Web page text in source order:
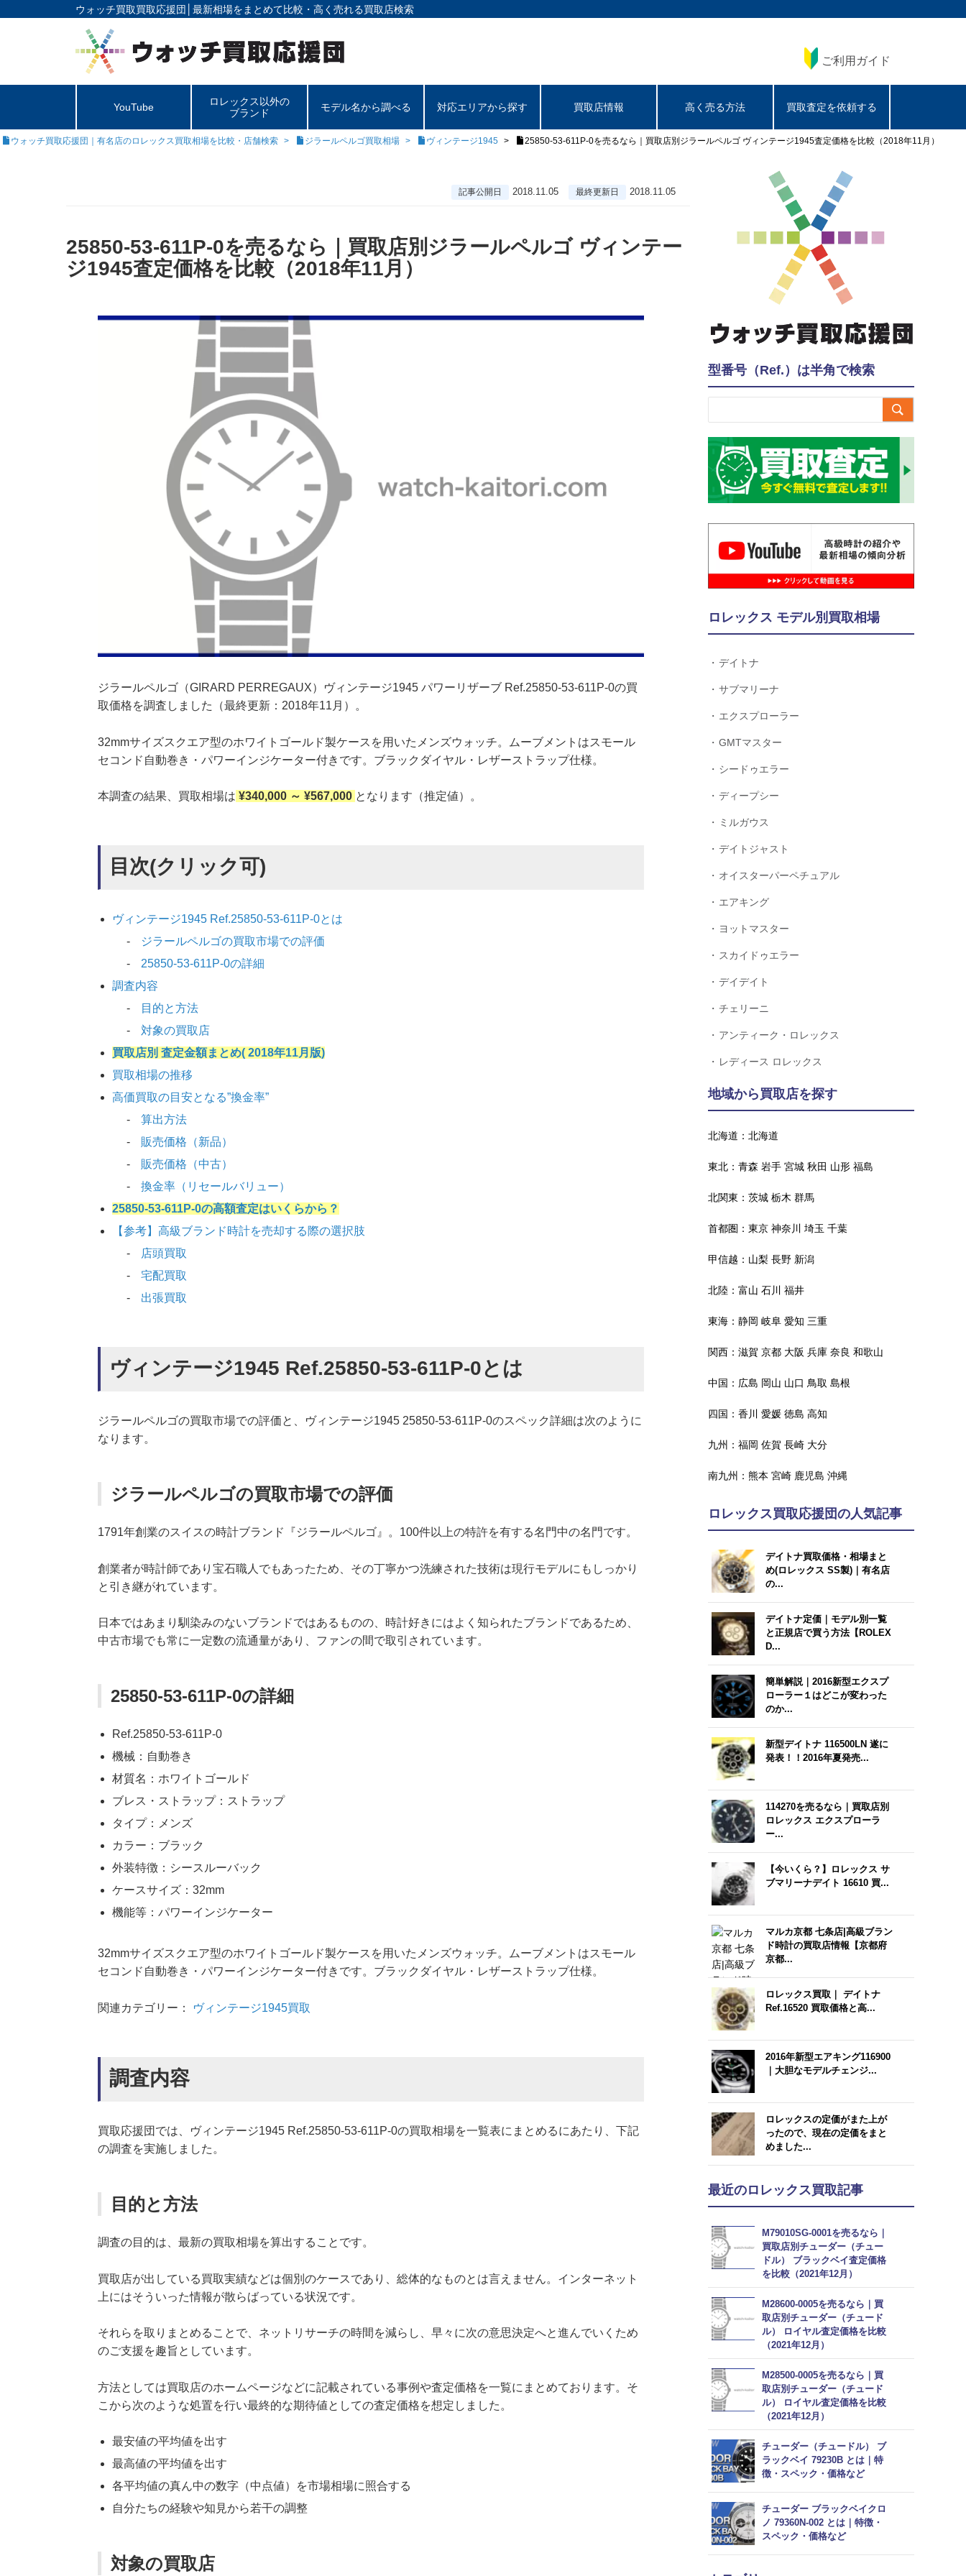
ウォッチ買取買取応援団│ 最新相場をまとめて比較・高く売れる買取店検索
ご利用ガイド
YouTube
ロレックス以外の
ブランド
モデル名から調べる 対応エリアから探す 買取店情報 高く売る方法 買取査定を依頼する
ウォッチ買取応援団｜有名店のロレックス買取相場を比較・店舗検索 ジラールペルゴ買取相場 ヴィンテージ1945 25850-53-611P-0を売るなら｜買取店別ジラールペルゴ ヴィンテージ1945査定価格を比較（2018年11月）
記事公開日 2018.11.05 最終更新日 2018.11.05
25850-53-611P-0を売るなら｜買取店別ジラールペルゴ ヴィンテー
ジ1945査定価格を比較（2018年11月）
ジラールペルゴ（GIRARD PERREGAUX）ヴィンテージ1945 パワーリザーブ Ref.25850-53-611P-0の買
取価格を調査しました（最終更新：2018年11月）。
32mmサイズスクエア型のホワイトゴールド製ケースを用いたメンズウォッチ。ムーブメントはスモール
セコンド自動巻き・パワーインジケーター付きです。ブラックダイヤル・レザーストラップ仕様。
本調査の結果、買取相場は ¥340,000 ～ ¥567,000 となります（推定値）。
目次(クリック可)
ヴィンテージ1945 Ref.25850-53-611P-0とは
ジラールペルゴの買取市場での評価
25850-53-611P-0の詳細
調査内容
目的と方法
対象の買取店
買取店別 査定金額まとめ( 2018年11月版)
買取相場の推移
高価買取の目安となる”換金率”
算出方法
販売価格（新品）
販売価格（中古）
換金率（リセールバリュー）
25850-53-611P-0の高額査定はいくらから？
【参考】高級ブランド時計を売却する際の選択肢
店頭買取
宅配買取
出張買取
ヴィンテージ1945 Ref.25850-53-611P-0とは
ジラールペルゴの買取市場での評価と、ヴィンテージ1945 25850-53-611P-0のスペック詳細は次のように
なります。
ジラールペルゴの買取市場での評価
1791年創業のスイスの時計ブランド『ジラールペルゴ』。100件以上の特許を有する名門中の名門です。
創業者が時計師であり宝石職人でもあったため、その丁寧かつ洗練された技術は現行モデルにもしっかり
と引き継がれています。
日本ではあまり馴染みのないブランドではあるものの、時計好きにはよく知られたブランドであるため、
中古市場でも常に一定数の流通量があり、ファンの間で取引されています。
25850-53-611P-0の詳細
Ref.25850-53-611P-0
機械：自動巻き
材質名：ホワイトゴールド
ブレス・ストラップ：ストラップ
タイプ：メンズ
カラー：ブラック
外装特徴：シースルーバック
ケースサイズ：32mm
機能等：パワーインジケーター
32mmサイズスクエア型のホワイトゴールド製ケースを用いたメンズウォッチ。ムーブメントはスモール
セコンド自動巻き・パワーインジケーター付きです。ブラックダイヤル・レザーストラップ仕様。
関連カテゴリー： ヴィンテージ1945買取
調査内容
買取応援団では、ヴィンテージ1945 Ref.25850-53-611P-0の買取相場を一覧表にまとめるにあたり、下記
の調査を実施しました。
目的と方法
調査の目的は、最新の買取相場を算出することです。
買取店が出している買取実績などは個別のケースであり、総体的なものとは言えません。インターネット
上にはそういった情報が散らばっている状況です。
それらを取りまとめることで、ネットリサーチの時間を減らし、早々に次の意思決定へと進んでいくため
のご支援を趣旨としています。
方法としては買取店のホームページなどに記載されている事例や査定価格を一覧にまとめております。そ
こから次のような処置を行い最終的な期待値としての査定価格を想定しました。
最安値の平均値を出す
最高値の平均値を出す
各平均値の真ん中の数字（中点値）を市場相場に照合する
自分たちの経験や知見から若干の調整
対象の買取店
型番号（Ref.）は半角で検索

ロレックス モデル別買取相場
デイトナ
サブマリーナ
エクスプローラー
GMTマスター
シードゥエラー
ディープシー
ミルガウス
デイトジャスト
オイスターパーペチュアル
エアキング
ヨットマスター
スカイドゥエラー
デイデイト
チェリーニ
アンティーク・ロレックス
レディース ロレックス
地域から買取店を探す
北海道： 北海道
東北： 青森 岩手 宮城 秋田 山形 福島
北関東： 茨城 栃木 群馬
首都圏： 東京 神奈川 埼玉 千葉
甲信越： 山梨 長野 新潟
北陸： 富山 石川 福井
東海： 静岡 岐阜 愛知 三重
関西： 滋賀 京都 大阪 兵庫 奈良 和歌山
中国： 広島 岡山 山口 鳥取 島根
四国： 香川 愛媛 徳島 高知
九州： 福岡 佐賀 長崎 大分
南九州： 熊本 宮崎 鹿児島 沖縄
ロレックス買取応援団の人気記事
デイトナ買取価格・相場まと
め(ロレックス SS製)｜有名店
の...
デイトナ定価｜モデル別一覧
と正規店で買う方法【ROLEX
D...
簡単解説｜2016新型エクスプ
ローラー１はどこが変わった
のか...
新型デイトナ 116500LN 遂に
発表！！2016年夏発売...
114270を売るなら｜買取店別
ロレックス エクスプローラ
ー...
【今いくら？】ロレックス サ
ブマリーナデイト 16610 買...
マルカ京都 七条店|高級ブラン
ド時計の買取店情報【京都府
京都...
ロレックス買取｜ デイトナ
Ref.16520 買取価格と高...
2016年新型エアキング116900
｜大胆なモデルチェンジ...
ロレックスの定価がまた上が
ったので、現在の定価をまと
めました...
最近のロレックス買取記事
M79010SG-0001を売るなら｜
買取店別チューダー（チュー
ドル） ブラックベイ査定価格
を比較（2021年12月）
M28600-0005を売るなら｜買
取店別チューダー（チュード
ル） ロイヤル査定価格を比較
（2021年12月）
M28500-0005を売るなら｜買
取店別チューダー（チュード
ル） ロイヤル査定価格を比較
（2021年12月）
チューダー（チュードル） ブ
ラックベイ 79230B とは｜特
徴・スペック・価格など
チューダー ブラックベイクロ
ノ 79360N-002 とは｜特徴・
スペック・価格など